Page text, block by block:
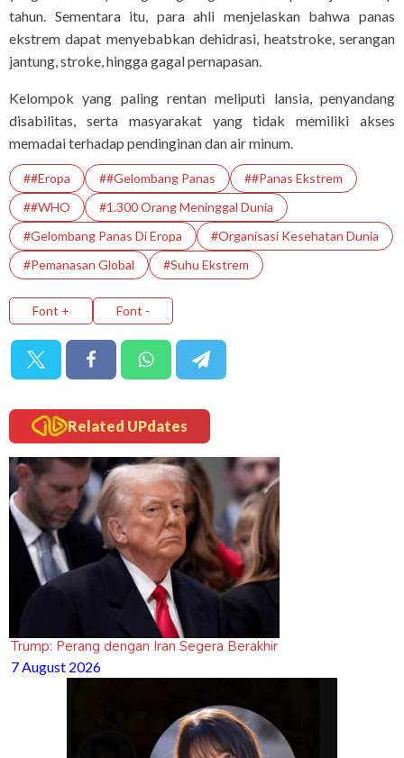
tahun. Sementara itu, para ahli menjelaskan bahwa panas
ekstrem dapat menyebabkan dehidrasi, heatstroke, serangan
jantung, stroke, hingga gagal pernapasan.
Kelompok yang paling rentan meliputi lansia, penyandang
disabilitas, serta masyarakat yang tidak memiliki akses
memadai terhadap pendinginan dan air minum.
##Eropa ##Gelombang Panas
##Panas Ekstrem
##WHO
#1.300 Orang Meninggal Dunia
#Gelombang Panas Di Eropa
#Organisasi Kesehatan Dunia
#Pemanasan Global
#Suhu Ekstrem
Font + Font -
Related UPdates
Trump: Perang dengan Iran Segera Berakhir
7 August 2026